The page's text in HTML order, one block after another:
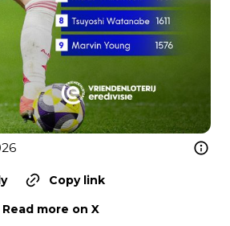
Copy link
Read more on X